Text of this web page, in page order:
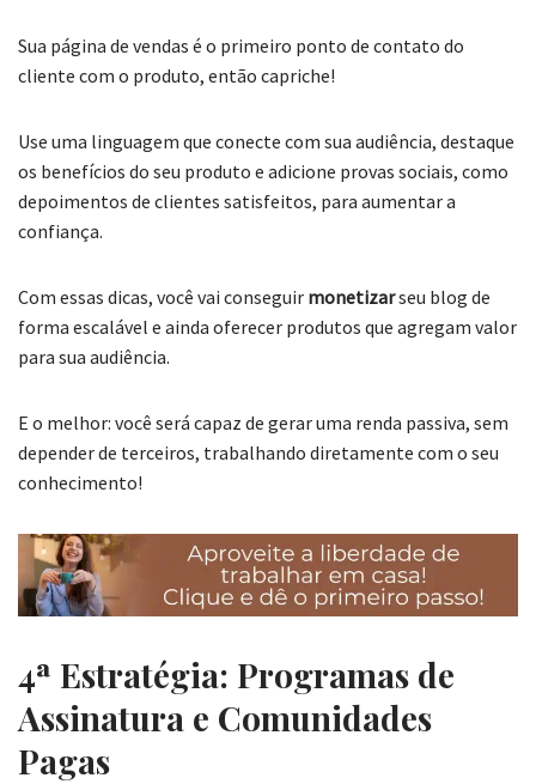
Sua página de vendas é o primeiro ponto de contato do
cliente com o produto, então capriche!
Use uma linguagem que conecte com sua audiência, destaque
os benefícios do seu produto e adicione provas sociais, como
depoimentos de clientes satisfeitos, para aumentar a
confiança.
Com essas dicas, você vai conseguir monetizarseu blog de
forma escalável e ainda oferecer produtos que agregam valor
para sua audiência.
E o melhor: você será capaz de gerar uma renda passiva, sem
depender de terceiros, trabalhando diretamente com o seu
conhecimento!
4ª Estratégia: Programas de
Assinatura e Comunidades
Pagas